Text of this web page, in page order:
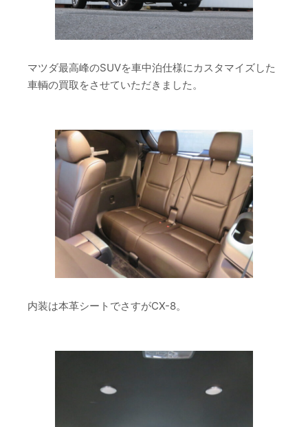
マツダ最高峰のSUVを車中泊仕様にカスタマイズした
車輌の買取をさせていただきました。
内装は本革シートでさすがCX-8。